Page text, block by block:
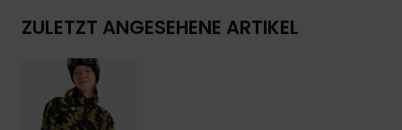
ZULETZT ANGESEHENE ARTIKEL